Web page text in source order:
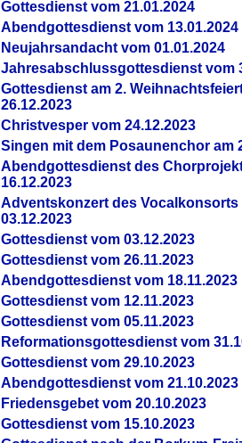
Gottesdienst vom 21.01.2024
Abendgottesdienst vom 13.01.2024
Neujahrsandacht vom 01.01.2024
Jahresabschlussgottesdienst vom
Gottesdienst am 2.
26.12.2023
Christvesper vom 24.12.2023
Singen mit dem Posaunenchor am
Abendgottesdienst des
16.12.2023
Adventskonzert des Vocalkonsorts
03.12.2023
Gottesdienst vom 03.12.2023
Gottesdienst vom 26.11.2023
Abendgottesdienst vom 18.11.2023
Gottesdienst vom 12.11.2023
Gottesdienst vom 05.11.2023
Reformationsgottesdienst vom
Gottesdienst vom 29.10.2023
Abendgottesdienst vom 21.10.2023
Friedensgebet vom 20.10.2023
Gottesdienst vom 15.10.2023